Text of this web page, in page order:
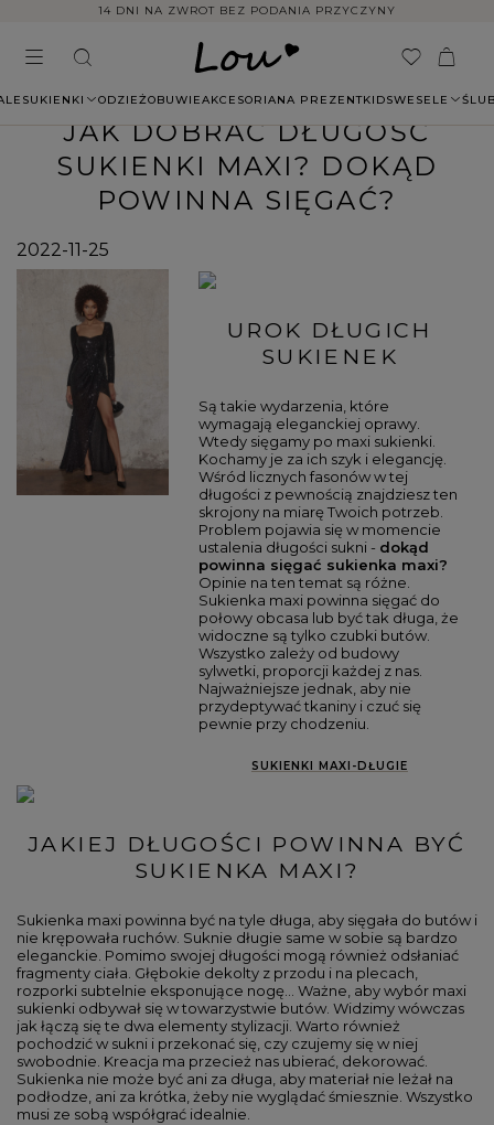
14 DNI NA ZWROT BEZ PODANIA PRZYCZYNY
SUKIENKI ODZIEŻOBUWIEAKCESORIANA PREZENTKIDSWESELE
JAK DOBRAĆ DŁUGOŚĆ
SUKIENKI MAXI? DOKĄD
POWINNA SIĘGAĆ?
2022-11-25
UROK DŁUGICH
SUKIENEK
Są takie wydarzenia, które
wymagają eleganckiej oprawy.
Wtedy sięgamy po maxi sukienki.
Kochamy je za ich szyk i elegancję.
Wśród licznych fasonów w tej
długości z pewnością znajdziesz ten
skrojony na miarę Twoich potrzeb.
Problem pojawia się w momencie
ustalenia długości sukni - dokąd
powinna sięgać sukienka maxi?
Opinie na ten temat są różne.
Sukienka maxi powinna sięgać do
połowy obcasa lub być tak długa, że
widoczne są tylko czubki butów.
Wszystko zależy od budowy
sylwetki, proporcji każdej z nas.
Najważniejsze jednak, aby nie
przydeptywać tkaniny i czuć się
pewnie przy chodzeniu.
SUKIENKI MAXI-DŁUGIE
JAKIEJ DŁUGOŚCI POWINNA BYĆ
SUKIENKA MAXI?
Sukienka maxi powinna być na tyle długa, aby sięgała do butów i
nie krępowała ruchów. Suknie długie same w sobie są bardzo
eleganckie. Pomimo swojej długości mogą również odsłaniać
fragmenty ciała. Głębokie dekolty z przodu i na plecach,
rozporki subtelnie eksponujące nogę... Ważne, aby wybór maxi
sukienki odbywał się w towarzystwie butów. Widzimy wówczas
jak łączą się te dwa elementy stylizacji. Warto również
pochodzić w sukni i przekonać się, czy czujemy się w niej
swobodnie. Kreacja ma przecież nas ubierać, dekorować.
Sukienka nie może być ani za długa, aby materiał nie leżał na
podłodze, ani za krótka, żeby nie wyglądać śmiesznie. Wszystko
musi ze sobą współgrać idealnie.